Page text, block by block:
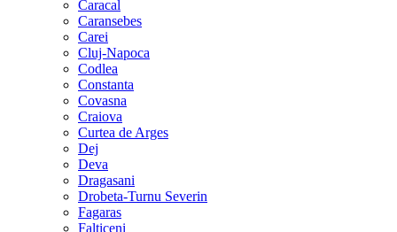
Caracal
Caransebes
Carei
Cluj-Napoca
Codlea
Constanta
Covasna
Craiova
Curtea de Arges
Dej
Deva
Dragasani
Drobeta-Turnu Severin
Fagaras
Falticeni